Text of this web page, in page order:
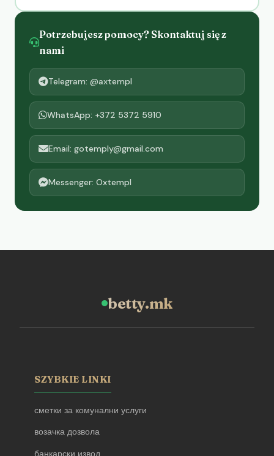
Potrzebujesz pomocy? Skontaktuj się z
nami
Telegram: @axtempl
WhatsApp: +372 5372 5910
Email: gotemply@gmail.com
Messenger: Oxtempl
betty.mk
SZYBKIE LINKI
сметки за комунални услуги
возачка дозвола
банкарски извод